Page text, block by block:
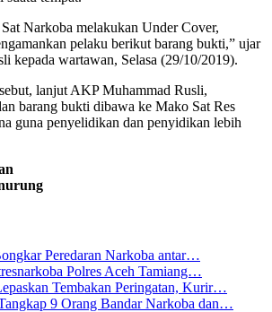
Narkoba melakukan Under Cover,
pelaku berikut barang bukti,” ujar
kepada wartawan, Selasa (29/10/2019).
lanjut AKP Muhammad Rusli,
barang bukti dibawa ke Mako Sat Res
guna penyelidikan dan penyidikan lebih
Peredaran Narkoba antar…
Polres Aceh Tamiang…
Tembakan Peringatan, Kurir…
9 Orang Bandar Narkoba dan…